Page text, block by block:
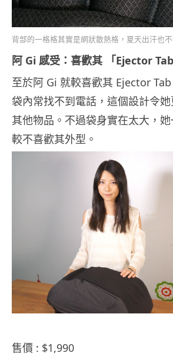
背部的一格格其實是網狀散熱格，夏天出汗也
阿 Gi 感受：喜歡其 「Ejector Tab
至於阿 Gi 就較喜歡其 Ejector
袋內常找不到電話，這個設計令
其他物品。不過袋身實在太大，她
較不喜歡其外型。
售價 : $1,990